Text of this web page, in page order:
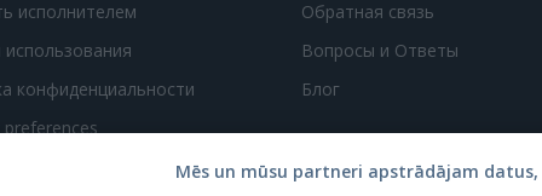
исполнителем
использования
конфиденциальности
preferences
Обратная связь
Вопросы и Ответы
Блог
Mēs un mūsu partneri apstrādājam